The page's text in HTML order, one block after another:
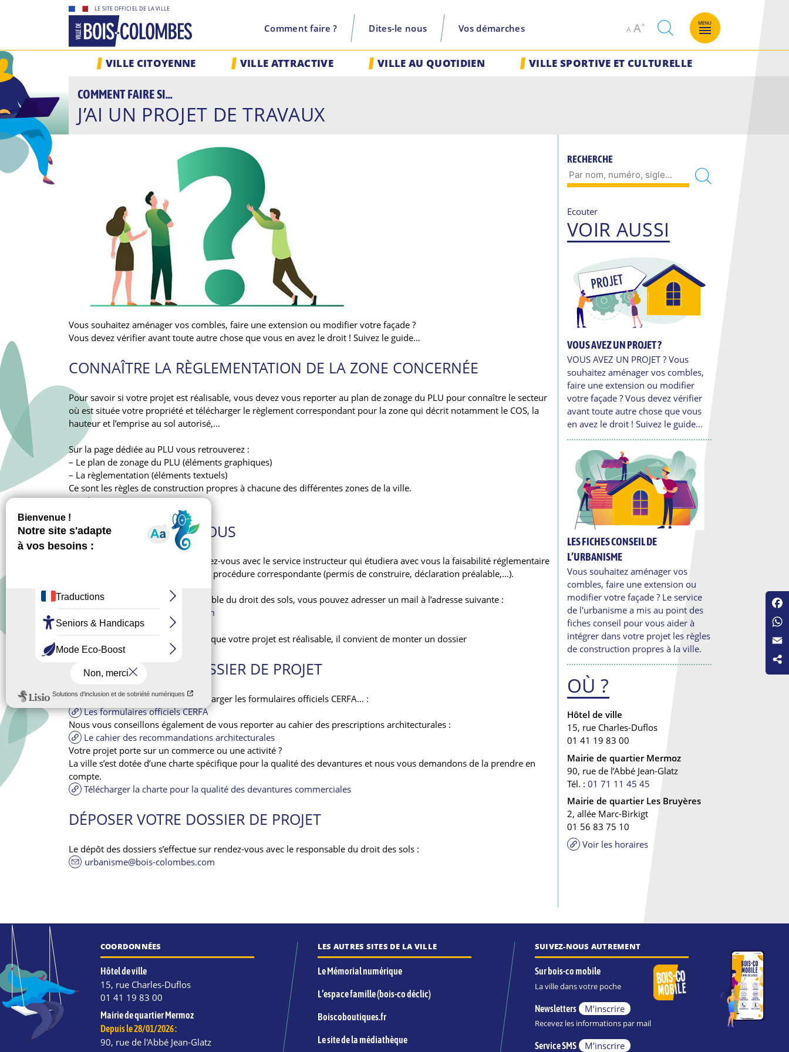
LE SITE OFFICIEL DE LA VILLE
ville
de
Comment faire ? Dites-le nous Vos démarches A
Decrease
font
AIncrease
size.
recherche
MENU
VILLE CITOYENNE VILLE ATTRACTIVE VILLE AU QUOTIDIEN VILLE SPORTIVE ET CULTURELLE
COMMENT FAIRE SI…
J’AI UN PROJET DE TRAVAUX
Vous souhaitez aménager vos combles, faire une extension ou modifier votre façade ?
Vous devez vérifier avant toute autre chose que vous en avez le droit ! Suivez le guide…
CONNAÎTRE LA RÈGLEMENTATION DE LA ZONE CONCERNÉE
Pour savoir si votre projet est réalisable, vous devez vous reporter au plan de zonage du PLU pour connaître le secteur
où est située votre propriété et télécharger le règlement correspondant pour la zone qui décrit notamment le COS, la
hauteur et l’emprise au sol autorisé,…
Sur la page dédiée au PLU vous retrouverez :
– Le plan de zonage du PLU (éléments graphiques)
– La règlementation (éléments textuels)
Ce sont les règles de construction propres à chacune des différentes zones de la ville.
Voir la page PLU
PRENDRE RENDEZ-VOUS
Nous vous invitons à prendre rendez-vous avec le service instructeur qui étudiera avec vous la faisabilité réglementaire
de votre projet et vous indiquera la procédure correspondante (permis de construire, déclaration préalable,…).
Pour prendre RDV avec le responsable du droit des sols, vous pouvez adresser un mail à l’adresse suivante :
urbanisme@bois-colombes.com
Une fois que vous avez l’assurance que votre projet est réalisable, il convient de monter un dossier
CONSTITUER UN DOSSIER DE PROJET
Vous pouvez avoir besoin de télécharger les formulaires officiels CERFA… :
Les formulaires officiels CERFA
Nous vous conseillons également de vous reporter au cahier des prescriptions architecturales :
Le cahier des recommandations architecturales
Votre projet porte sur un commerce ou une activité ?
La ville s’est dotée d’une charte spécifique pour la qualité des devantures et nous vous demandons de la prendre en
compte.
Télécharger la charte pour la qualité des devantures commerciales
DÉPOSER VOTRE DOSSIER DE PROJET
Le dépôt des dossiers s’effectue sur rendez-vous avec le responsable du droit des sols :
urbanisme@bois-colombes.com
RECHERCHE
Ecouter
VOIR AUSSI
VOUS AVEZ UN PROJET ?
VOUS AVEZ UN PROJET ? Vous
souhaitez aménager vos combles,
faire une extension ou modifier
votre façade ? Vous devez vérifier
avant toute autre chose que vous
en avez le droit ! Suivez le guide...
LES FICHES CONSEIL DE
L’URBANISME
Vous souhaitez aménager vos
combles, faire une extension ou
modifier votre façade ? Le service
de l'urbanisme a mis au point des
fiches conseil pour vous aider à
intégrer dans votre projet les règles
de construction propres à la ville.
OÙ ?
Hôtel de ville
15, rue Charles-Duflos
01 41 19 83 00
Mairie de quartier Mermoz
90, rue de l’Abbé Jean-Glatz
Tél. : 01 71 11 45 45
Mairie de quartier Les Bruyères
2, allée Marc-Birkigt
01 56 83 75 10
Voir les horaires
COORDONNÉES
Hôtel de ville
15, rue Charles-Duflos
01 41 19 83 00
Mairie de quartier Mermoz
Depuis le 28/01/2026 :
90, rue de l'Abbé Jean-Glatz
LES AUTRES SITES DE LA VILLE
Le Mémorial numérique
L’espace famille (bois-co déclic)
Boiscoboutiques.fr
Le site de la médiathèque
SUIVEZ-NOUS AUTREMENT
Sur bois-co mobile
La ville dans votre poche
Newsletters M’inscrire
Recevez les informations par mail
Service SMS M’inscrire